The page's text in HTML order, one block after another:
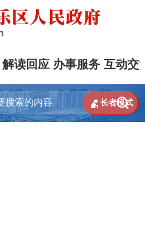
解读回应 办事服务 互动交

 长者模式